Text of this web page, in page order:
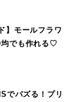
】モールフラワ
均でも作れる♡
でバズる！プリ